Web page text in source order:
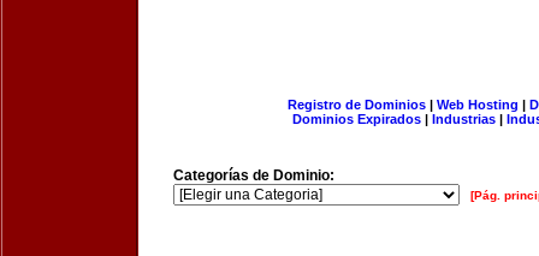
Registro de Dominios| Web Hosting |
Dominios Expirados | Industrias |
Categorías de Dominio:
[Pág.